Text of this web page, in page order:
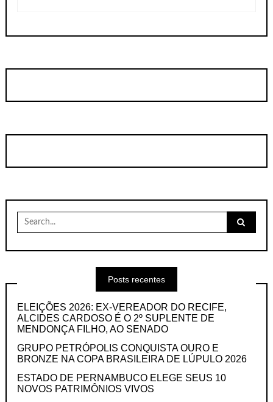
Search
for:
Posts recentes
ELEIÇÕES 2026: EX-VEREADOR DO RECIFE,
ALCIDES CARDOSO É O 2º SUPLENTE DE
MENDONÇA FILHO, AO SENADO
GRUPO PETRÓPOLIS CONQUISTA OURO E
BRONZE NA COPA BRASILEIRA DE LÚPULO 2026
ESTADO DE PERNAMBUCO ELEGE SEUS 10
NOVOS PATRIMÔNIOS VIVOS